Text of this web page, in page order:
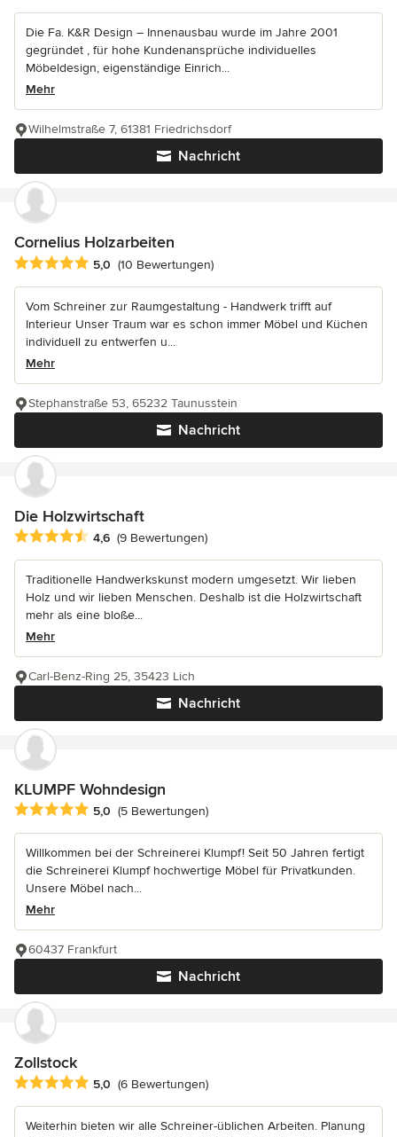
Die Fa. K&R Design – Innenausbau wurde im Jahre 2001
gegründet , für hohe Kundenansprüche individuelles
Möbeldesign, eigenständige Einrich...
Mehr
Nachricht
Wilhelmstraße 7, 61381 Friedrichsdorf
Cornelius Holzarbeiten
Durchschnittliche Bewertung: 5 von 5 Sternen
5,0 (10 Bewertungen)
Vom Schreiner zur Raumgestaltung - Handwerk trifft auf
Interieur Unser Traum war es schon immer Möbel und Küchen
individuell zu entwerfen u...
Mehr
Nachricht
Stephanstraße 53, 65232 Taunusstein
Die Holzwirtschaft
Durchschnittliche Bewertung: 4.6 von 5 Sternen
4,6 (9 Bewertungen)
Traditionelle Handwerkskunst modern umgesetzt. Wir lieben
Holz und wir lieben Menschen. Deshalb ist die Holzwirtschaft
mehr als eine bloße...
Mehr
Nachricht
Carl-Benz-Ring 25, 35423 Lich
KLUMPF Wohndesign
Durchschnittliche Bewertung: 5 von 5 Sternen
5,0 (5 Bewertungen)
Willkommen bei der Schreinerei Klumpf! Seit 50 Jahren fertigt
die Schreinerei Klumpf hochwertige Möbel für Privatkunden.
Unsere Möbel nach...
Mehr
Nachricht
60437 Frankfurt
Zollstock
Durchschnittliche Bewertung: 5 von 5 Sternen
5,0 (6 Bewertungen)
Weiterhin bieten wir alle Schreiner-üblichen Arbeiten. Planung